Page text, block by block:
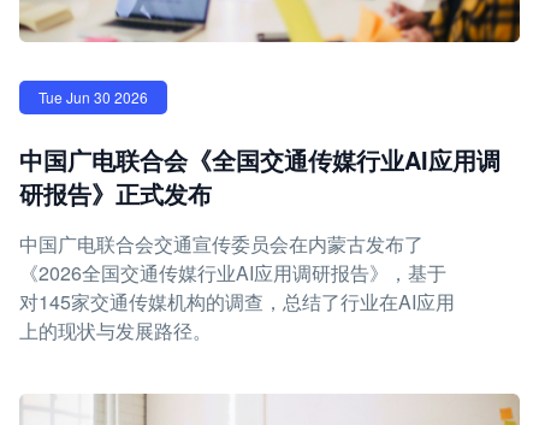
Tue Jun 30 2026
中国广电联合会《全国交通传媒行业AI应用调
研报告》正式发布
中国广电联合会交通宣传委员会在内蒙古发布了
《2026全国交通传媒行业AI应用调研报告》，基于
对145家交通传媒机构的调查，总结了行业在AI应用
上的现状与发展路径。